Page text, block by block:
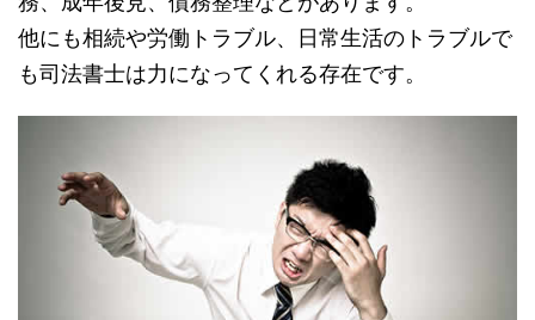
他にも相続や労働トラブル、日常生活のトラブルで
も司法書士は力になってくれる存在です。